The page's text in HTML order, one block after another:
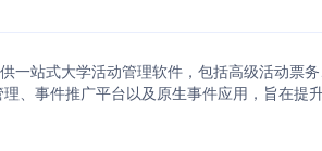
一站式大学活动管理软件，包括高级活动票
、事件推广平台以及原生事件应用，旨在提